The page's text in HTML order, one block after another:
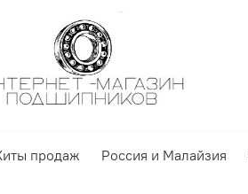
продаж Россия и Малайзия